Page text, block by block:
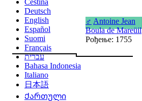
♂ Antoine Jean
Boula de Mareüil
Рођење: 1755
Čeština
Deutsch
English
Español
Suomi
Français
עברית
Bahasa Indonesia
Italiano
日本語
Ქართული